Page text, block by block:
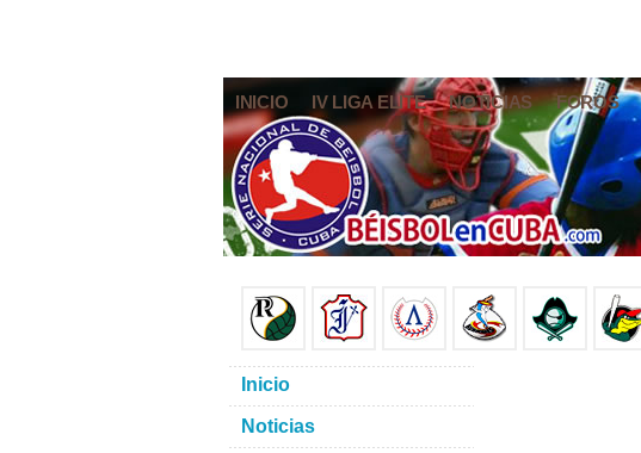
INICIO IV LIGA ELITE NOTICIAS FOROS
Inicio
Noticias